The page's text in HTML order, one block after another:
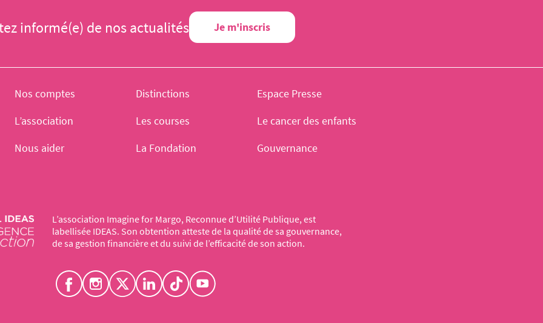
informé(e) de nos actualités Je m'inscris
L’association Imagine for Margo, Reconnue d’Utilité Publique, est
labellisée IDEAS. Son obtention atteste de la qualité de sa gouvernance,
de sa gestion financière et du suivi de l’efficacité de son action.
Nos comptes Distinctions
Espace Presse
L’association
Les courses
Le cancer des enfants
Nous aider
La Fondation Gouvernance